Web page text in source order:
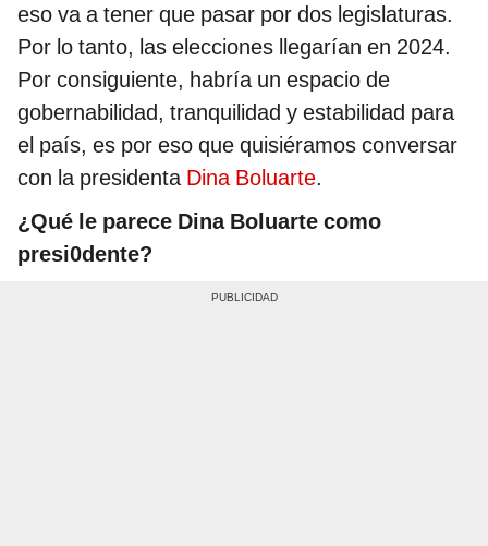
eso va a tener que pasar por dos legislaturas.
Por lo tanto, las elecciones llegarían en 2024.
Por consiguiente, habría un espacio de
gobernabilidad, tranquilidad y estabilidad para
el país, es por eso que quisiéramos conversar
con la presidenta Dina Boluarte.
¿Qué le parece Dina Boluarte como
presi0dente?